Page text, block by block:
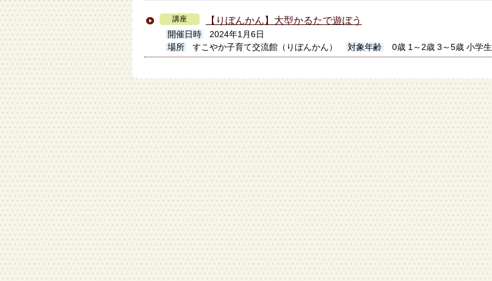
講座 【りぼんかん】大型かるたで遊ぼう
開催日時
2024年1月6日
場所
すこやか子育て交流館（りぼんかん） 対象年齢 0歳 1～2歳 3～5歳 小学生